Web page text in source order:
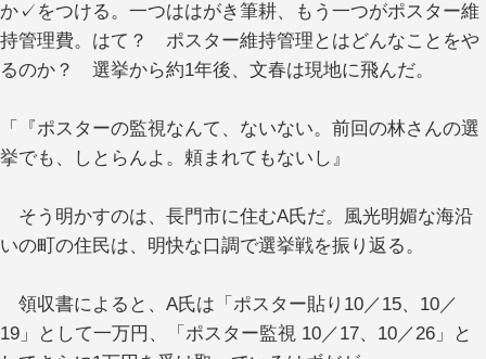
か✓をつける。一つははがき筆耕、もう一つがポスター維
持管理費。はて？ ポスター維持管理とはどんなことをや
るのか？ 選挙から約1年後、文春は現地に飛んだ。
「『ポスターの監視なんて、ないない。前回の林さんの選
挙でも、しとらんよ。頼まれてもないし』
そう明かすのは、長門市に住むA氏だ。風光明媚な海沿
いの町の住民は、明快な口調で選挙戦を振り返る。
領収書によると、A氏は「ポスター貼り10／15、10／
19」として一万円、「ポスター監視 10／17、10／26」と